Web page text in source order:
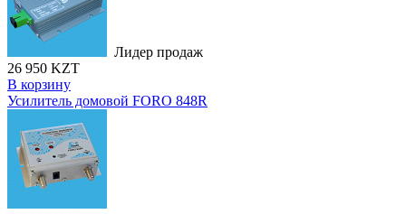
Лидер продаж
26 950 KZT
В корзину
Усилитель домовой FORO 848R